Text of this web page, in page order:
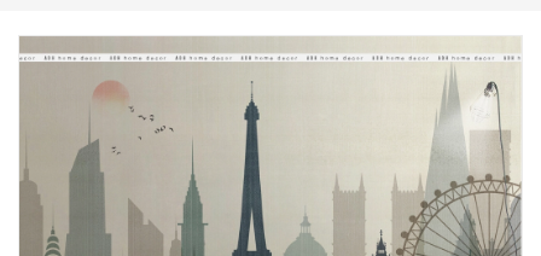
Mua File Tranh Tranh Thực Tế